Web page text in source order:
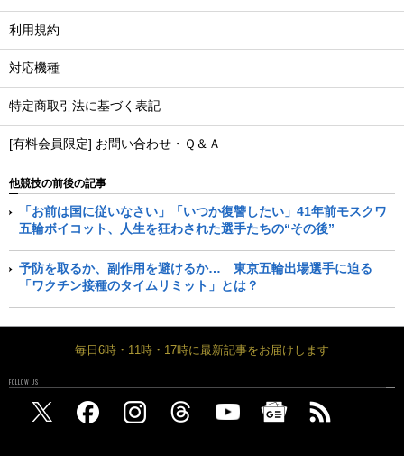
利用規約
対応機種
特定商取引法に基づく表記
[有料会員限定] お問い合わせ・Ｑ＆Ａ
他競技の前後の記事
「お前は国に従いなさい」「いつか復讐したい」41年前モスクワ
五輪ボイコット、人生を狂わされた選手たちの“その後”
予防を取るか、副作用を避けるか… 東京五輪出場選手に迫る
「ワクチン接種のタイムリミット」とは？
毎日6時・11時・17時に最新記事をお届けします
FOLLOW US